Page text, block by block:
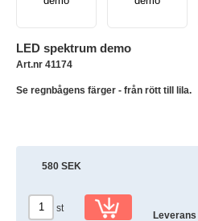
LED spektrum demo
Art.nr 41174
Se regnbågens färger - från rött till lila.
580 SEK
st
Leverans